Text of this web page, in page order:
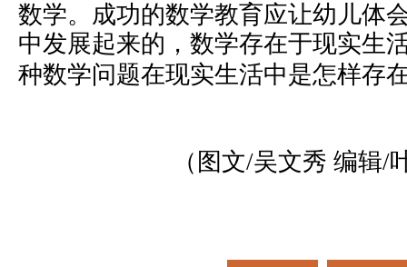
数学。成功的数学教育应让幼儿体
中发展起来的，数学存在于现实生
种数学问题在现实生活中是怎样存
（图文/吴文秀 编辑/